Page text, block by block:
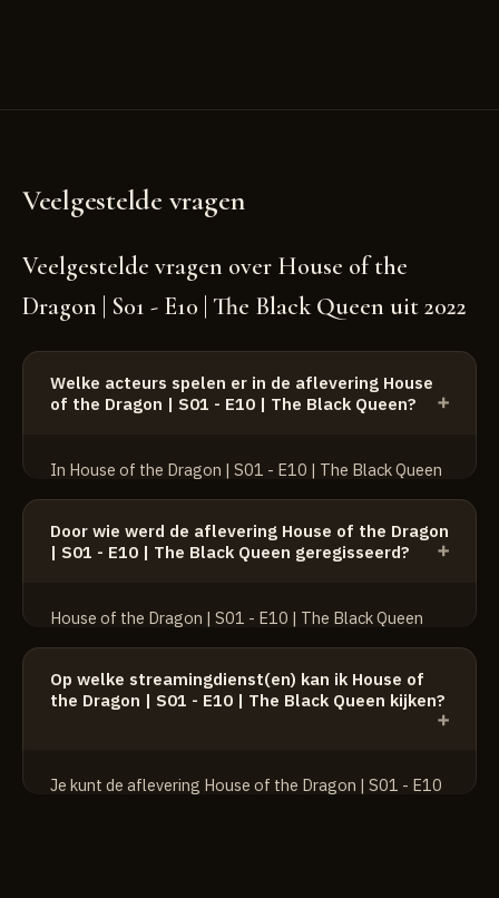
Veelgestelde vragen
Veelgestelde vragen over House of the
Dragon | S01 - E10 | The Black Queen uit 2022
Welke acteurs spelen er in de aflevering House
of the Dragon | S01 - E10 | The Black Queen?
In House of the Dragon | S01 - E10 | The Black Queen
spelen o.a. de volgende acteurs:
Emma D'Arcy
Matt Smith
Door wie werd de aflevering House of the Dragon
| S01 - E10 | The Black Queen geregisseerd?
House of the Dragon | S01 - E10 | The Black Queen
werd geregisseerd door Greg Yaitanes.
Op welke streamingdienst(en) kan ik House of
the Dragon | S01 - E10 | The Black Queen kijken?
Je kunt de aflevering House of the Dragon | S01 - E10